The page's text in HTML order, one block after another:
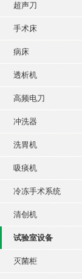
超声刀
手术床
病床
透析机
高频电刀
冲洗器
洗胃机
吸痰机
冷冻手术系统
清创机
试验室设备
灭菌柜